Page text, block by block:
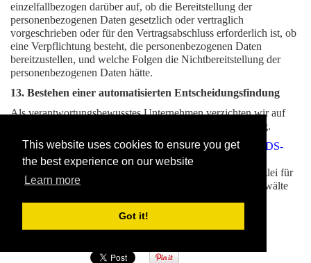
This website uses cookies to ensure you get
the best experience on our website
Learn more
Got it!
einzelfallbezogen darüber auf, ob die Bereitstellung der
personenbezogenen Daten gesetzlich oder vertraglich
vorgeschrieben oder für den Vertragsabschluss erforderlich ist, ob
eine Verpflichtung besteht, die personenbezogenen Daten
bereitzustellen, und welche Folgen die Nichtbereitstellung der
personenbezogenen Daten hätte.
13. Bestehen einer automatisierten Entscheidungsfindung
Als verantwortungsbewusstes Unternehmen verzichten wir auf
eine automatische Entscheidungsfindung oder ein Profiling.
Diese Datenschutzerklärung wurde durch denBDSG uns DS-
GVO Datenschutzerklärungs-Generatorder Deutschen
Gesellschaft für Datenschutz, in Kooperation mit der Kanzlei für
MedienrechtWILDE BEUGER SOLMECKE | Rechtsanwälte